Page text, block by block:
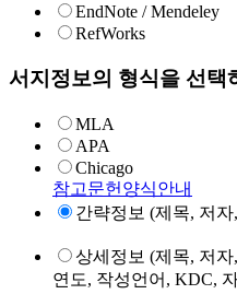
EndNote / Mendeley
RefWorks
서지정보의 형식을 선택
MLA
APA
Chicago
참고문헌양식안내
간략정보 (제목, 저
상세정보 (제목, 저
연도, 작성언어, KDC,